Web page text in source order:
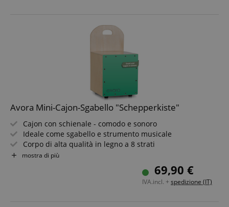
Avora Mini-Cajon-Sgabello "Schepperkiste"
Cajon con schienale - comodo e sonoro
Ideale come sgabello e strumento musicale
Corpo di alta qualità in legno a 8 strati
Superficie di battuta verde come punto focale visivo
Corde snare accordabili per un vero suono di
mostra di più
69,90 €
IVA.incl. + spedizione (IT)